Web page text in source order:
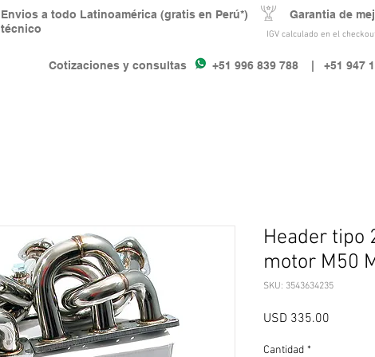
IGV calculado en el
Cotizaciones y consultas +51 996 839 788 | +51 947
Envios a todo Latinoamérica (gratis en Perú*) Garantia de
técnico
Header tipo
motor M50
SKU: 3543634235
USD 335.00
Cantidad *